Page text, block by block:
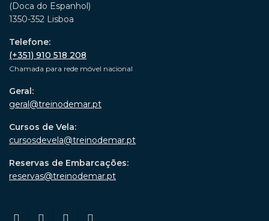
(Doca do Espanhol)
1350-352 Lisboa
Telefone:
(+351) 910 518 208
Chamada para rede móvel nacional
Geral:
geral@treinodemar.pt
Cursos de Vela:
cursosdevela@treinodemar.pt
Reservas de Embarcações:
reservas@treinodemar.pt